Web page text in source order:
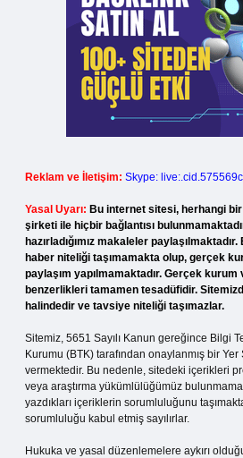
Reklam ve İletişim: Skype:
Yasal Uyarı: Bu internet sitesi, herhangi
şirketi ile hiçbir bağlantısı
hazırladığımız makaleler
haber niteliği taşımamakta olup, gerçek
paylaşım yapılmamaktadır. Gerçek
benzerlikleri tamamen tesadüfidir.
halindedir ve tavsiye niteliği taşımazlar.
Sitemiz, 5651 Sayılı Kanun gereğince Bilgi
Kurumu (BTK) tarafından onaylanmış bir Yer
vermektedir. Bu nedenle, sitedeki içerikleri
veya araştırma yükümlülüğümüz
yazdıkları içeriklerin sorumluluğunu
sorumluluğu kabul etmiş sayılırlar.
Hukuka ve yasal düzenlemelere aykırı